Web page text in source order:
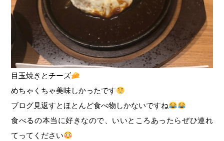
目玉焼きとチーズ
めちゃくちゃ美味しかったです
ブログ見返すとほとんど食べ物しかないですね
食べるの本当に好きなので、いいところあったらぜひ連れ
てってください